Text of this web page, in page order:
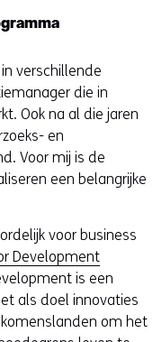
verschillende
die in
Ook na al die jaren
en
Voor mij is de
een belangrijke
voor business
Development
is een
als doel innovaties
om het